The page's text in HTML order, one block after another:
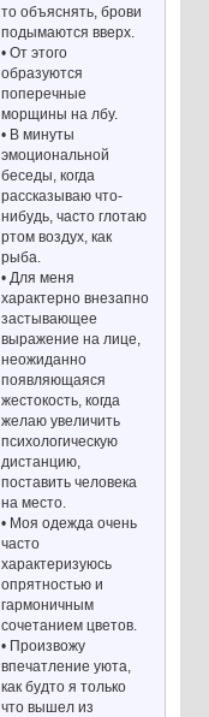
то объяснять, брови
подымаются вверх.
• От этого
образуются
поперечные
морщины на лбу.
• В минуты
эмоциональной
беседы, когда
рассказываю что-
нибудь, часто глотаю
ртом воздух, как
рыба.
• Для меня
характерно внезапно
застывающее
выражение на лице,
неожиданно
появляющаяся
жестокость, когда
желаю увеличить
психологическую
дистанцию,
поставить человека
на место.
• Моя одежда очень
часто
характеризуюсь
опрятностью и
гармоничным
сочетанием цветов.
• Произвожу
впечатление уюта,
как будто я только
что вышел из